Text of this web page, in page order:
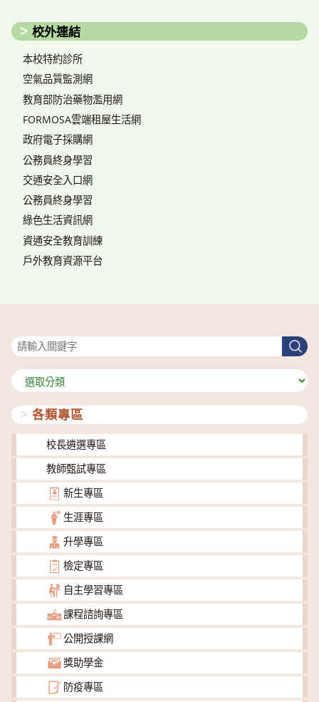
校外連結
本校特約診所
空氣品質監測網
教育部防治藥物濫用網
FORMOSA雲端租屋生活網
政府電子採購網
公務員終身學習
交通安全入口網
公務員終身學習
綠色生活資訊網
資通安全教育訓練
戶外教育資源平台
搜
尋
分
類
各類專區
校長遴選專區
教師甄試專區
新生專區
生涯專區
升學專區
檢定專區
自主學習專區
課程諮詢專區
公開授課網
獎助學金
防疫專區